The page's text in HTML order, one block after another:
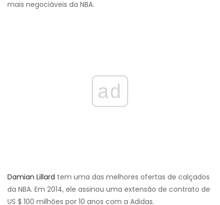
mais negociáveis ​​da NBA.
ad
Damian Lillard tem uma das melhores ofertas de calçados
da NBA. Em 2014, ele assinou uma extensão de contrato de
US $ 100 milhões por 10 anos com a Adidas.